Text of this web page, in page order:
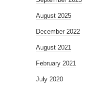
August 2025
December 2022
August 2021
February 2021
July 2020